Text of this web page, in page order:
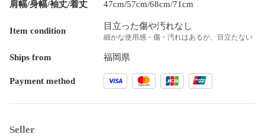
肩幅/身幅/袖丈/着丈 47cm/57cm/68cm/71cm
Item condition 目立った傷や汚れなし
細かな使用感・傷・汚れはあるが、目立たない
Ships from 福岡県
Payment method
Seller